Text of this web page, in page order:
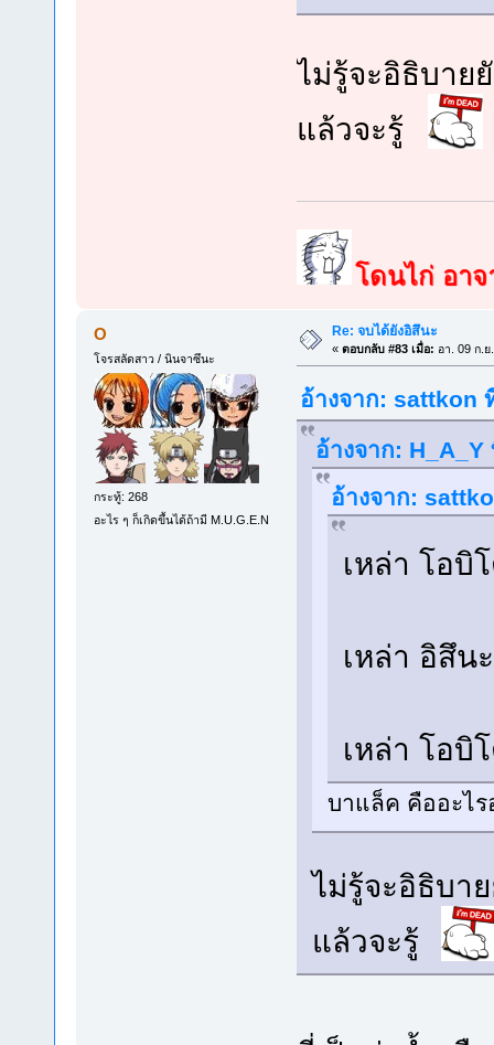
ไม่รู้จะอิธิบาย
แล้วจะรู้
โดนไก่ อา
O
โจรสลัดสาว / นินจาซึนะ
กระทู้: 268
อะไร ๆ ก็เกิดขึ้นได้ถ้ามี M.U.G.E.N
Re: จบได้ยังอิสึนะ
« ตอบกลับ #83 เมื่อ: อา. 09 ก.ย
อ้างจาก: sattkon
อ้างจาก: H_A_Y
อ้างจาก:
เหล่า โอบิ
เหล่า อิสึ
เหล่า โอบิ
บาแล็ค คืออะไร
ไม่รู้จะอิธิบาย
แล้วจะรู้